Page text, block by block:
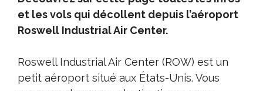
et les vols qui décollent depuis l’aéroport
Roswell Industrial Air Center.
Roswell Industrial Air Center (ROW) est un
petit aéroport situé aux États-Unis. Vous